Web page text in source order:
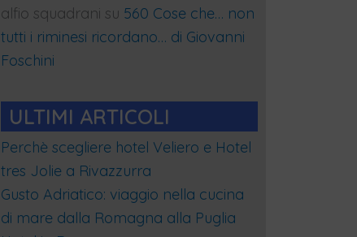
alfio squadrani su 560 Cose che… non
tutti i riminesi ricordano… di Giovanni
Foschini
ULTIMI ARTICOLI
Perchè scegliere hotel Veliero e Hotel
tres Jolie a Rivazzurra
Gusto Adriatico: viaggio nella cucina
di mare dalla Romagna alla Puglia